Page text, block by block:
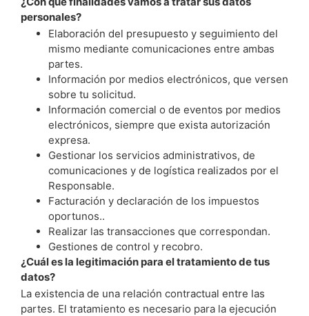
personales?
Elaboración del presupuesto y seguimiento del
mismo mediante comunicaciones entre ambas
partes.
Información por medios electrónicos, que versen
sobre tu solicitud.
Información comercial o de eventos por medios
electrónicos, siempre que exista autorización
expresa.
Gestionar los servicios administrativos, de
comunicaciones y de logística realizados por el
Responsable.
Facturación y declaración de los impuestos
oportunos..
Realizar las transacciones que correspondan.
Gestiones de control y recobro.
¿Cuál es la legitimación para el tratamiento de tus
datos?
La existencia de una relación contractual entre las
partes. El tratamiento es necesario para la ejecución